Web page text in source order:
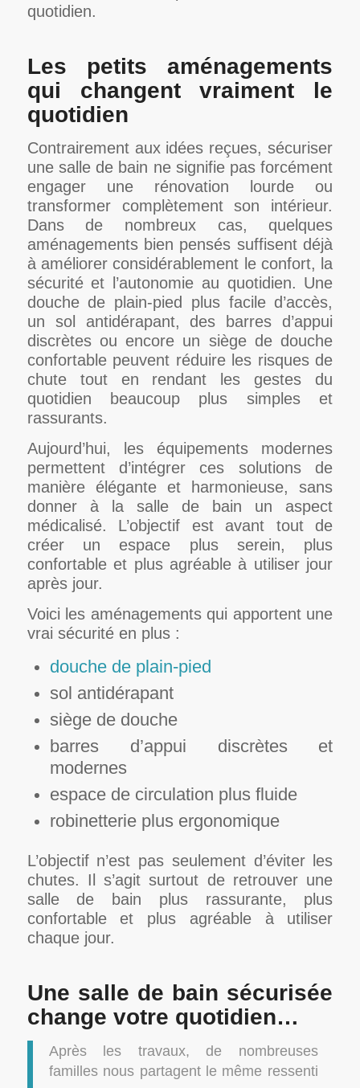
quotidien.
Les petits aménagements
qui changent vraiment le
quotidien
Contrairement aux idées reçues, sécuriser
une salle de bain ne signifie pas forcément
engager une rénovation lourde ou
transformer complètement son intérieur.
Dans de nombreux cas, quelques
aménagements bien pensés suffisent déjà
à améliorer considérablement le confort, la
sécurité et l’autonomie au quotidien. Une
douche de plain-pied plus facile d’accès,
un sol antidérapant, des barres d’appui
discrètes ou encore un siège de douche
confortable peuvent réduire les risques de
chute tout en rendant les gestes du
quotidien beaucoup plus simples et
rassurants.
Aujourd’hui, les équipements modernes
permettent d’intégrer ces solutions de
manière élégante et harmonieuse, sans
donner à la salle de bain un aspect
médicalisé. L’objectif est avant tout de
créer un espace plus serein, plus
confortable et plus agréable à utiliser jour
après jour.
Voici les aménagements qui apportent une
vrai sécurité en plus :
douche de plain-pied
sol antidérapant
siège de douche
barres d’appui discrètes et
modernes
espace de circulation plus fluide
robinetterie plus ergonomique
L’objectif n’est pas seulement d’éviter les
chutes. Il s’agit surtout de retrouver une
salle de bain plus rassurante, plus
confortable et plus agréable à utiliser
chaque jour.
Une salle de bain sécurisée
change votre quotidien…
Après les travaux, de nombreuses
familles nous partagent le même ressenti